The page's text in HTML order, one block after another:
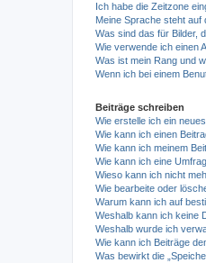
Ich habe die Zeitzone
Meine Sprache steht auf
Was sind das für Bilder,
Wie verwende ich einen
Was ist mein Rang und
Wenn ich bei einem
Beiträge schreiben
Wie erstelle ich ein
Wie kann ich einen
Wie kann ich meinem
Wie kann ich eine
Wieso kann ich nicht
Wie bearbeite oder
Warum kann ich auf
Weshalb kann ich keine
Weshalb wurde ich
Wie kann ich Beiträge
Was bewirkt die